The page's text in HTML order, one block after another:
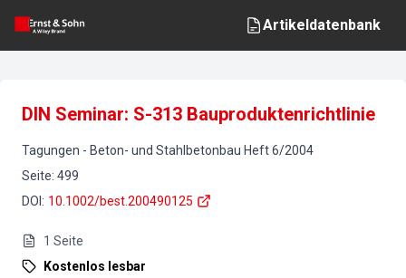
Artikeldatenbank
DIN Seminar: S-313 Bauproduktenrichtlinie
Tagungen - Beton- und Stahlbetonbau Heft6/2004
Seite: 499
DOI : 10.1002/best.200490125
1 Seite
Kostenlos lesbar